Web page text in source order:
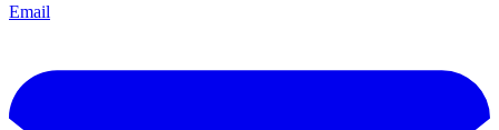
Email